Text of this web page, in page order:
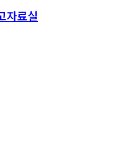
자료실